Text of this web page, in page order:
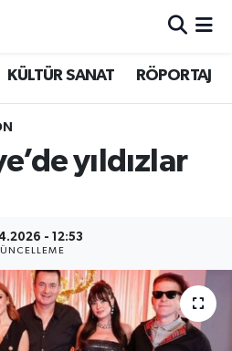
KÜLTÜR SANAT RÖPORTAJ
yıldızlar
- 12:53
Haritası
ve Fikstür